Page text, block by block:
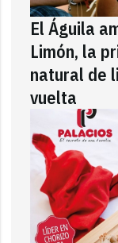
El Águila
Limón, la
natural de
vuelta